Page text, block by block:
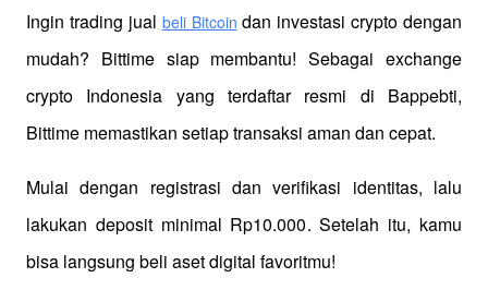
Ingin trading jual beli Bitcoin dan investasi crypto dengan
mudah? Bittime siap membantu! Sebagai exchange
crypto Indonesia yang terdaftar resmi di Bappebti,
Bittime memastikan setiap transaksi aman dan cepat.
Mulai dengan registrasi dan verifikasi identitas, lalu
lakukan deposit minimal Rp10.000. Setelah itu, kamu
bisa langsung beli aset digital favoritmu!